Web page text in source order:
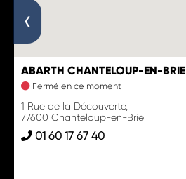
ABARTH CHANTELOUP-EN-BRIE
Fermé en ce moment
1 Rue de la Découverte,
77600 Chanteloup-en-Brie
01 60 17 67 40
‹